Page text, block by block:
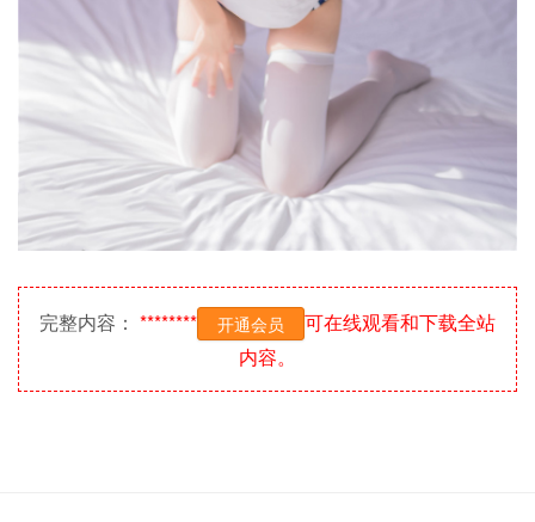
完整内容： ******** 开通会员
可在线观看和下载全站
内容。